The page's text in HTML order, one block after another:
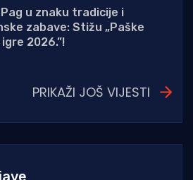
u znaku tradicije i
zabave: Stižu „Paške
2026.”!
PRIKAŽI JOŠ VIJESTI